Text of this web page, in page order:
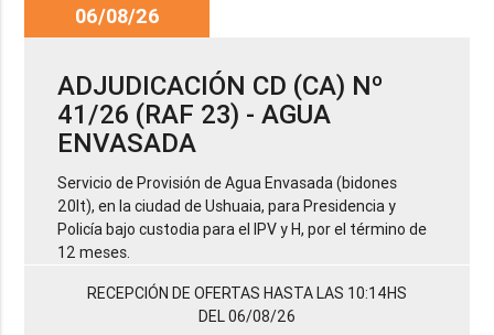
06/08/26
ADJUDICACIÓN CD (CA) Nº
41/26 (RAF 23) - AGUA
ENVASADA
Servicio de Provisión de Agua Envasada (bidones
20lt), en la ciudad de Ushuaia, para Presidencia y
Policía bajo custodia para el IPV y H, por el término de
12 meses.
RECEPCIÓN DE OFERTAS HASTA LAS 10:14HS
DEL 06/08/26